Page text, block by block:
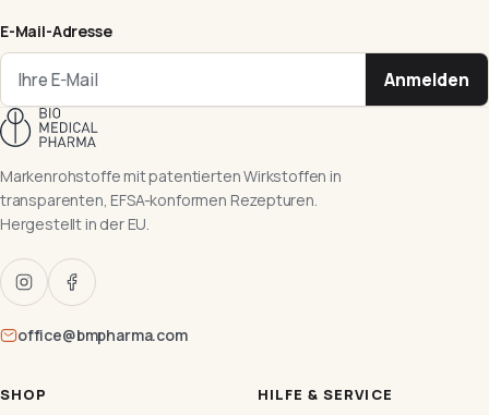
E-Mail-Adresse
Anmelden
Markenrohstoffe mit patentierten Wirkstoffen in
transparenten, EFSA-konformen Rezepturen.
Hergestellt in der EU.
office@bmpharma.com
SHOP HILFE & SERVICE